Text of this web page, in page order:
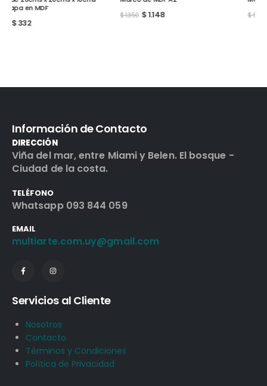
$520 $442
Información de Contacto
DIRECCIÓN
Viña del mar, entre Miami y Belen. El bosque -
Ciudad de la costa.
TELÉFONO
Whatsapp 093 844 059
EMAIL
multiarte.com.uy@gmail.com
Servicios al Cliente
Nosotros
Contacto
Términos y Condiciones
Política de Privacidad